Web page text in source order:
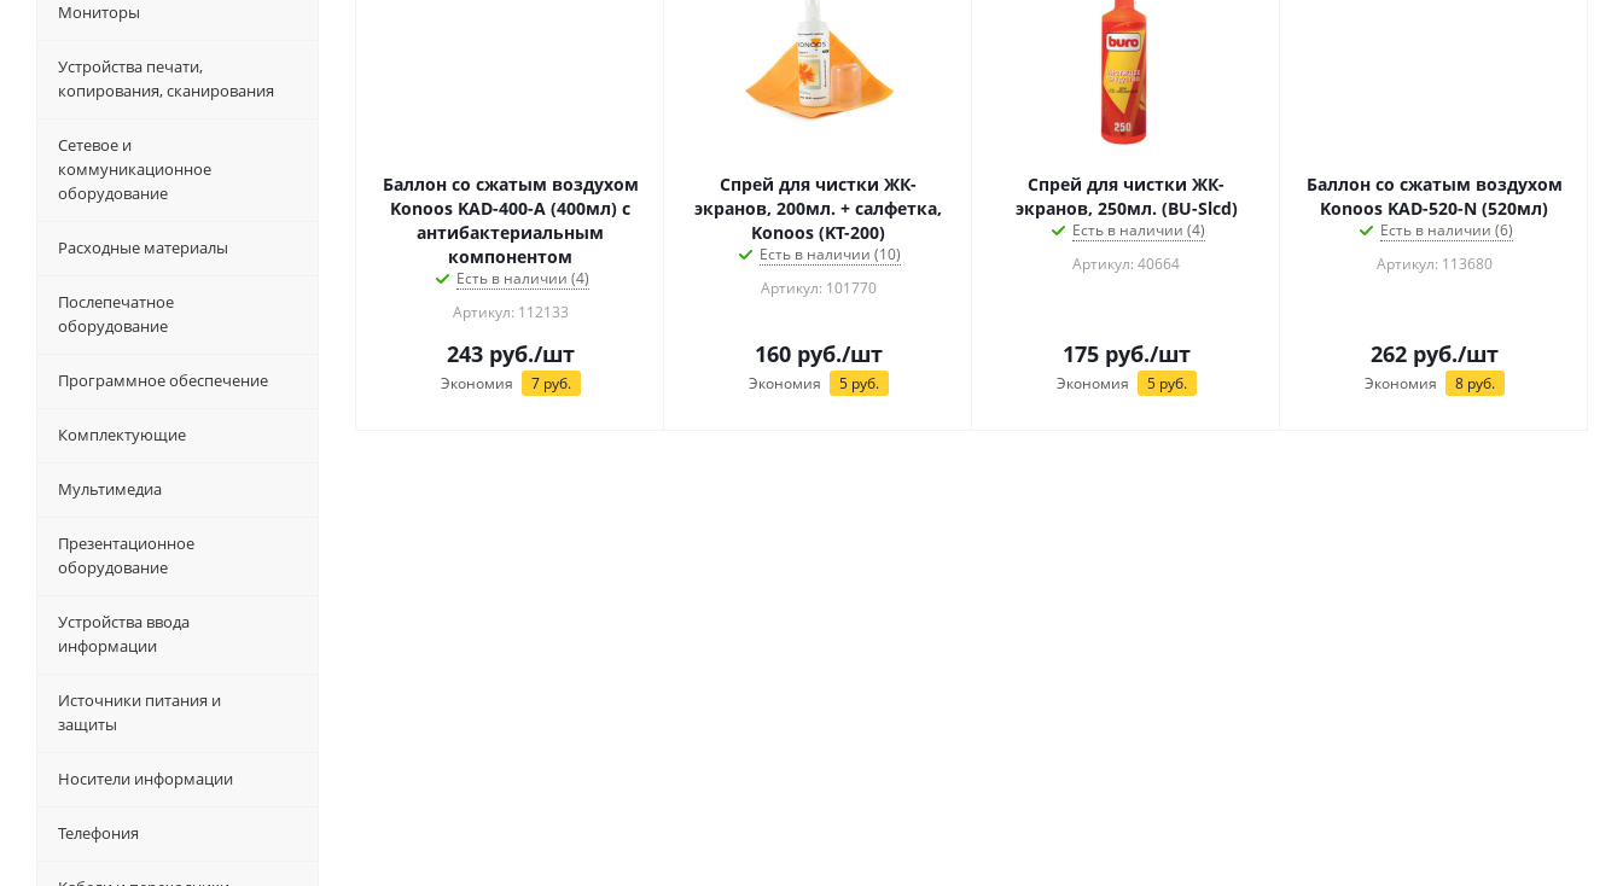
Баллон со сжатым воздухом
Konoos KAD-400-А (400мл) с
антибактериальным
компонентом
Есть в наличии (4)
Артикул: 112133
243руб./шт
Экономия 7руб.
Спрей для чистки ЖК-
экранов, 200мл. + салфетка,
Konoos (KT-200)
Есть в наличии (10)
Артикул: 101770
160руб./шт
Экономия 5руб.
Спрей для чистки ЖК-
экранов, 250мл. (BU-Slcd)
Есть в наличии (4)
Артикул: 40664
175руб./шт
Экономия 5руб.
Баллон со сжатым воздухом
Konoos KAD-520-N (520мл)
Есть в наличии (6)
Артикул: 113680
262руб./шт
Экономия 8руб.
Мониторы
Устройства печати,
копирования, сканирования
Сетевое и
коммуникационное
оборудование
Расходные материалы
Послепечатное
оборудование
Программное обеспечение
Комплектующие
Мультимедиа
Презентационное
оборудование
Устройства ввода
информации
Источники питания и
защиты
Носители информации
Телефония